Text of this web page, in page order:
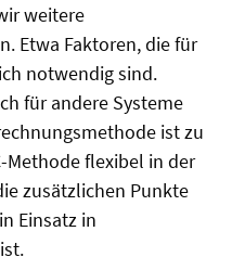
weitere
Etwa Faktoren, die für
notwendig sind.
für andere Systeme
ist zu
Methode flexibel in der
zusätzlichen Punkte
Einsatz in